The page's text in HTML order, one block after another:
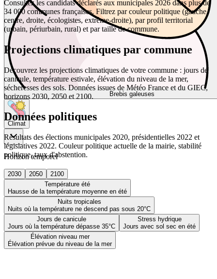
Brebis galeuses
Climat
Horizon temporel
2030 2050
2100
Température été
Hausse de la température moyenne en été
Nuits tropicales
Nuits où la température ne descend pas sous 20°C
Jours de canicule
Jours où la température dépasse 35°C
Stress hydrique
Jours avec sol sec en été
Élévation niveau mer
Élévation prévue du niveau de la mer
Consultez les candidats déclarés aux municipales 2026 dans plus de
34 000 communes françaises. Filtrez par couleur politique (gauche,
centre, droite, écologistes, extrême-droite), par profil territorial
(urbain, périurbain, rural) et par taille de commune.
Projections climatiques par commune
Découvrez les projections climatiques de votre commune : jours de
canicule, température estivale, élévation du niveau de la mer,
sécheresses des sols. Données issues de Météo France et du GIEC,
horizons 2030, 2050 et 2100.
Données politiques
Résultats des élections municipales 2020, présidentielles 2022 et
législatives 2022. Couleur politique actuelle de la mairie, stabilité
politique, taux d'abstention.